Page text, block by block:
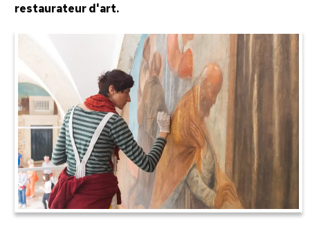
restaurateur d'art.